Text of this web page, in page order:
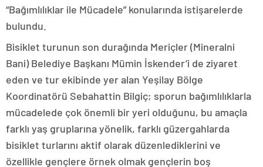
“Bağımlılıklar ile Mücadele” konularında istişarelerde
bulundu.
Bisiklet turunun son durağında Meriçler (Mineralni
Bani) Belediye Başkanı Mümin İskender’i de ziyaret
eden ve tur ekibinde yer alan Yeşilay Bölge
Koordinatörü Sebahattin Bilgiç; sporun bağımlılıklarla
mücadelede çok önemli bir yeri olduğunu, bu amaçla
farklı yaş gruplarına yönelik, farklı güzergahlarda
bisiklet turlarını aktif olarak düzenlediklerini ve
özellikle gençlere örnek olmak gençlerin boş